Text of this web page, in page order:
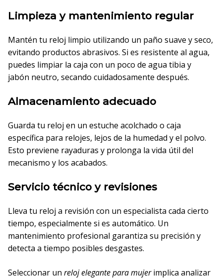
Limpieza y mantenimiento regular
Mantén tu reloj limpio utilizando un paño suave y seco,
evitando productos abrasivos. Si es resistente al agua,
puedes limpiar la caja con un poco de agua tibia y
jabón neutro, secando cuidadosamente después.
Almacenamiento adecuado
Guarda tu reloj en un estuche acolchado o caja
específica para relojes, lejos de la humedad y el polvo.
Esto previene rayaduras y prolonga la vida útil del
mecanismo y los acabados.
Servicio técnico y revisiones
Lleva tu reloj a revisión con un especialista cada cierto
tiempo, especialmente si es automático. Un
mantenimiento profesional garantiza su precisión y
detecta a tiempo posibles desgastes.
Seleccionar un reloj elegante para mujerimplica analizar